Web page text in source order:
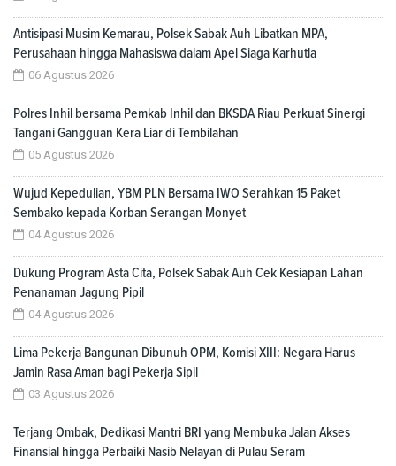
Antisipasi Musim Kemarau, Polsek Sabak Auh Libatkan MPA,
Perusahaan hingga Mahasiswa dalam Apel Siaga Karhutla
06 Agustus 2026
Polres Inhil bersama Pemkab Inhil dan BKSDA Riau Perkuat Sinergi
Tangani Gangguan Kera Liar di Tembilahan
05 Agustus 2026
Wujud Kepedulian, YBM PLN Bersama IWO Serahkan 15 Paket
Sembako kepada Korban Serangan Monyet
04 Agustus 2026
Dukung Program Asta Cita, Polsek Sabak Auh Cek Kesiapan Lahan
Penanaman Jagung Pipil
04 Agustus 2026
Lima Pekerja Bangunan Dibunuh OPM, Komisi XIII: Negara Harus
Jamin Rasa Aman bagi Pekerja Sipil
03 Agustus 2026
Terjang Ombak, Dedikasi Mantri BRI yang Membuka Jalan Akses
Finansial hingga Perbaiki Nasib Nelayan di Pulau Seram